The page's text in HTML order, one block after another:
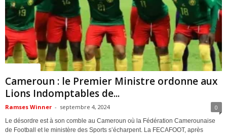
Cameroun : le Premier Ministre ordonne aux
Lions Indomptables de...
Ramses Winner - septembre 4, 2024 0
Le désordre est à son comble au Cameroun où la Fédération Camerounaise
de Football et le ministère des Sports s’écharpent. La FECAFOOT, après